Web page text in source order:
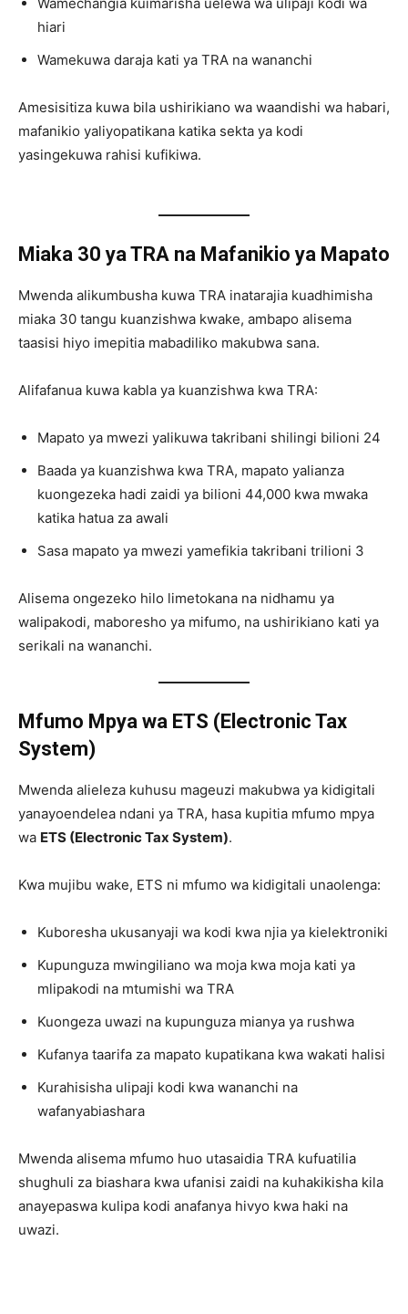
hiari
Wamekuwa daraja kati ya TRA na wananchi
Amesisitiza kuwa bila ushirikiano wa waandishi wa habari,
mafanikio yaliyopatikana katika sekta ya kodi
yasingekuwa rahisi kufikiwa.
Miaka 30 ya TRA na Mafanikio ya Mapato
Mwenda alikumbusha kuwa TRA inatarajia kuadhimisha
miaka 30 tangu kuanzishwa kwake, ambapo alisema
taasisi hiyo imepitia mabadiliko makubwa sana.
Alifafanua kuwa kabla ya kuanzishwa kwa TRA:
Mapato ya mwezi yalikuwa takribani shilingi bilioni 24
Baada ya kuanzishwa kwa TRA, mapato yalianza
kuongezeka hadi zaidi ya bilioni 44,000 kwa mwaka
katika hatua za awali
Sasa mapato ya mwezi yamefikia takribani trilioni 3
Alisema ongezeko hilo limetokana na nidhamu ya
walipakodi, maboresho ya mifumo, na ushirikiano kati ya
serikali na wananchi.
Mfumo Mpya wa ETS (Electronic Tax
System)
Mwenda alieleza kuhusu mageuzi makubwa ya kidigitali
yanayoendelea ndani ya TRA, hasa kupitia mfumo mpya
wa ETS (Electronic Tax System).
Kwa mujibu wake, ETS ni mfumo wa kidigitali unaolenga:
Kuboresha ukusanyaji wa kodi kwa njia ya kielektroniki
Kupunguza mwingiliano wa moja kwa moja kati ya
mlipakodi na mtumishi wa TRA
Kuongeza uwazi na kupunguza mianya ya rushwa
Kufanya taarifa za mapato kupatikana kwa wakati halisi
Kurahisisha ulipaji kodi kwa wananchi na
wafanyabiashara
Mwenda alisema mfumo huo utasaidia TRA kufuatilia
shughuli za biashara kwa ufanisi zaidi na kuhakikisha kila
anayepaswa kulipa kodi anafanya hivyo kwa haki na
uwazi.